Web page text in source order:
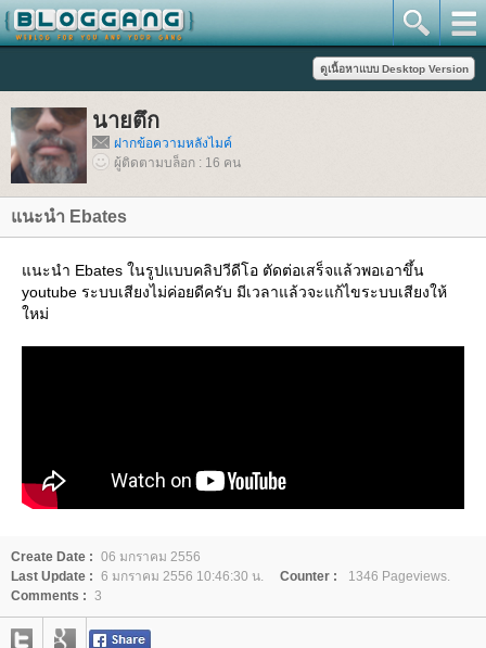
นายตึก
ฝากข้อความหลังไมค์
ผู้ติดตามบล็อก : 16 คน
นะนำ Ebates
นะนำ Ebates ในรูปแบบคลิปวีดีโอ ตัดต่อเสร็จแล้วพอเอาขึ้น
youtube ระบบเสียงไม่ค่อยดีครับ มีเวลาแล้วจะแก้ไขระบบเสียงให้
หม่
Create Date : 06 มกราคม 2556
Last Update : 6 มกราคม 2556 10:46:30 น. Counter :
1346 Pageviews.
Comments : 3